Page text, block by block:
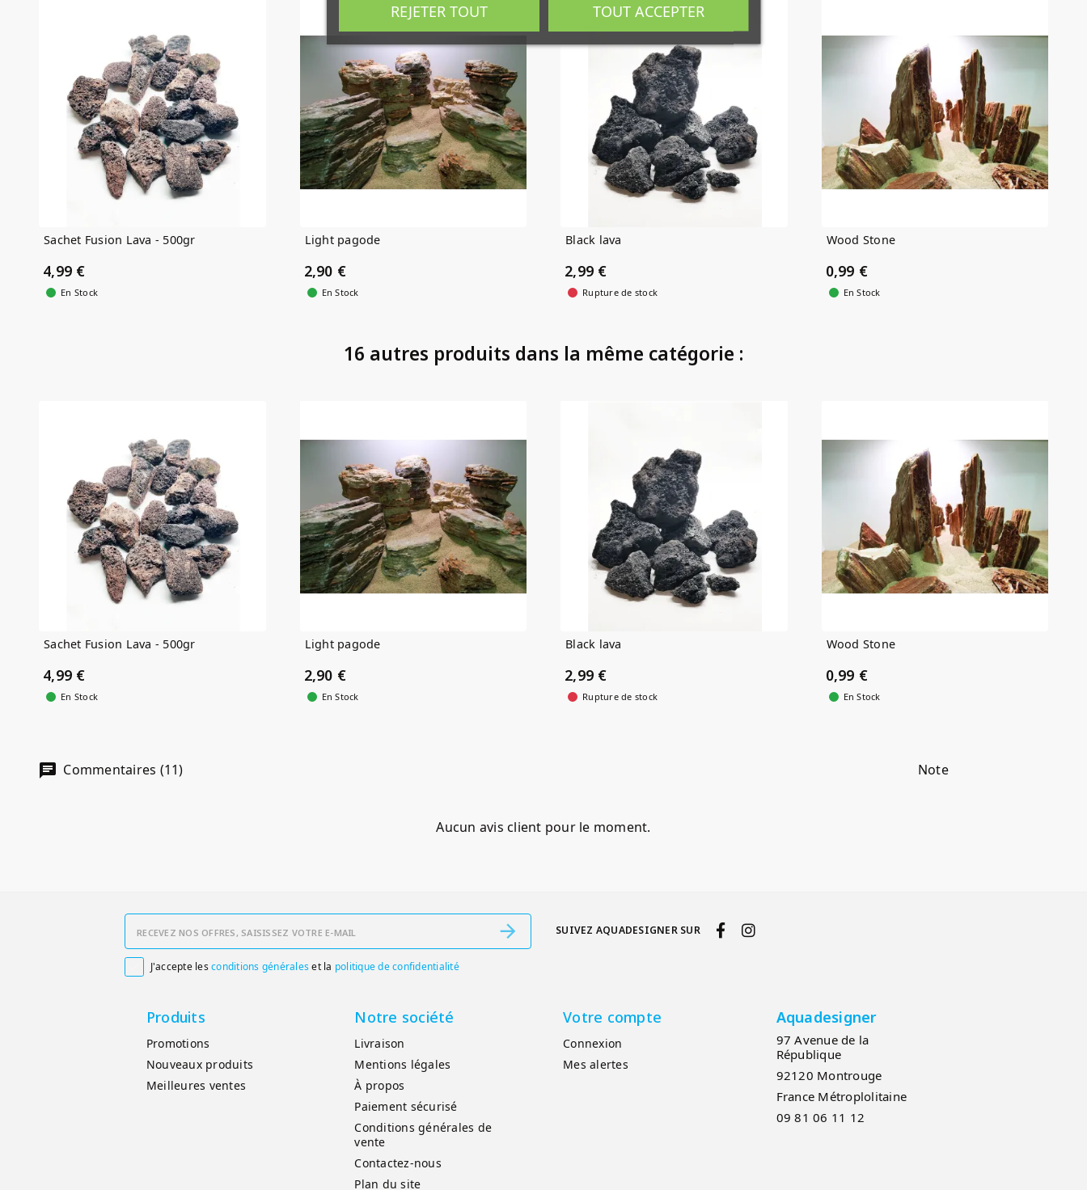
Sachet Fusion Lava - 500gr
4,99 €
En Stock
Light pagode
2,90 €
En Stock
Black lava
2,99 €
Rupture de stock
Wood Stone
0,99 €
En Stock
16 autres produits dans la même catégorie :
Sachet Fusion Lava - 500gr
4,99 €
En Stock
Light pagode
2,90 €
En Stock
Black lava
2,99 €
Rupture de stock
Wood Stone
0,99 €
En Stock
Commentaires (11) Note
Aucun avis client pour le moment.
J'accepte lesconditions généraleset la politique de confidentialité
SUIVEZ AQUADESIGNER SUR
Produits
Promotions
Nouveaux produits
Meilleures ventes
Notre société
Livraison
Mentions légales
À propos
Paiement sécurisé
Conditions générales de
vente
Contactez-nous
Plan du site
Votre compte
Connexion
Mes alertes
Aquadesigner
97 Avenue de la
République
92120 Montrouge
France Métroplolitaine
09 81 06 11 12
REJETER TOUT TOUT ACCEPTER